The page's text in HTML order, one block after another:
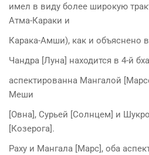
имел в виду более широкую
Атма-Караки и
Карака-Амши), как и объяснено в
Чандра [Луна] находится в 4-й
аспектированна Мангалой
Меши
[Овна], Сурьей [Солнцем] и
[Козерога].
Раху и Мангала [Марс], оба